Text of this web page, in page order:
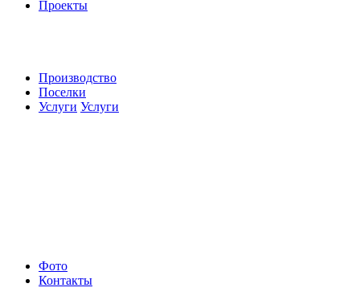
Проекты
Производство
Поселки
Услуги Услуги
Фото
Контакты